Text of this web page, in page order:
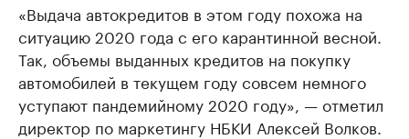
«Выдача автокредитов в этом году похожа на
ситуацию 2020 года с его карантинной весной.
Так, объемы выданных кредитов на покупку
автомобилей в текущем году совсем немного
уступают пандемийному 2020 году», — отметил
директор по маркетингу НБКИ Алексей Волков.